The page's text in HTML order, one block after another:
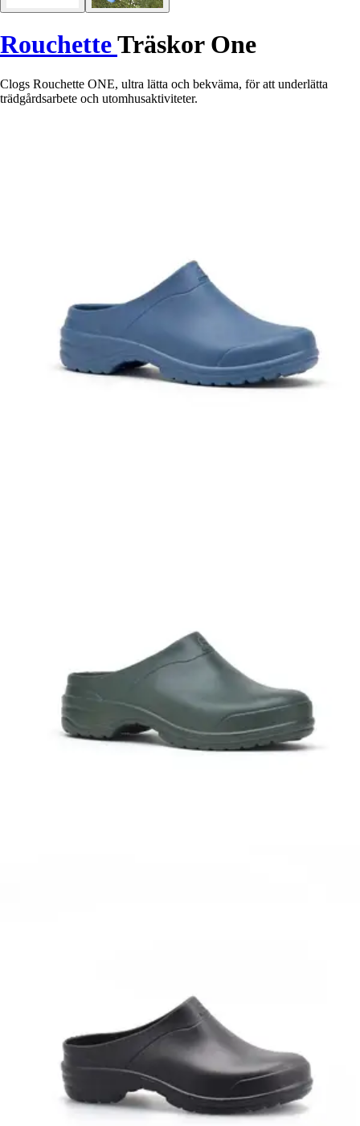
RouchetteTräskor One
Clogs Rouchette ONE, ultra lätta och bekväma, för att underlätta
trädgårdsarbete och utomhusaktiviteter.